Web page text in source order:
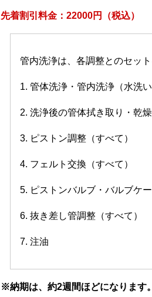
先着割引料金：22000円（税込）
管内洗浄は、各調整とのセット
1. 管体洗浄・管内洗浄（水洗い
2. 洗浄後の管体拭き取り・乾燥
3. ピストン調整（すべて）
4. フェルト交換（すべて）
5. ピストンバルブ・バルブケ
6. 抜き差し管調整（すべて）
7. 注油
※納期は、約2週間ほどになります。